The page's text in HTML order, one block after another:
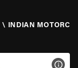
\ INDIAN
VER